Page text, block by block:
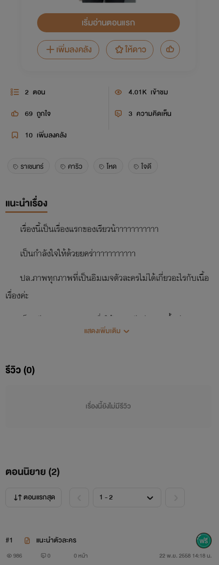
เริ่มอ่านตอนแรก
เพิ่มลงคลัง
ให้ดาว
2 ตอน 4.01K เข้าชม
69 ถูกใจ 3 ความคิดเห็น
10 เพิ่มลงคลัง
ราเชนทร์ คาริว โหด ใจดี
แนะนำเรื่อง
เรื่องนี้เป็นเรื่องแรกของเรียวน้าาาาาาาาาาา
เป็นกำลังใจให้ด้วยยคร่าาาาาาาาาาา
ปล.ภาพทุกภาพที่เป็นอิมเมจตัวละครไม่ได้เกี่ยวอะไรกับเนื้อ
เรื่องค่ะ
เป็นเพียงภาพประกอบเพื่อให้นิยายมีคว่มสนุกขึ้นค่ะ
เรียวตะ.
.
.
แสดงเพิ่มเติม
รีวิว (0)
เรื่องนี้ยังไม่มีรีวิว
ตอนนิยาย (2)
ตอนแรกสุด
#1 แนะนำตัวละคร
986 0 0 หน้า 22 พ.ย. 2558 14:18 น.